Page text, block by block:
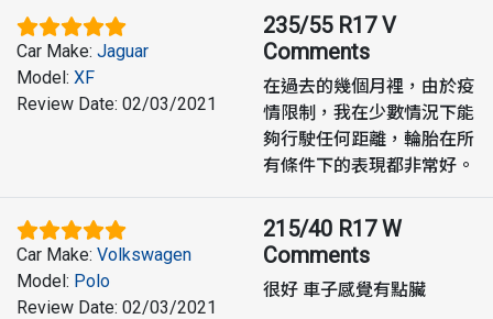
Car Make: Jaguar
Model: XF
Review Date: 02/03/2021
235/55 R17 V
Comments
在過去的幾個月裡，由於疫
情限制，我在少數情況下能
夠行駛任何距離，輪胎在所
有條件下的表現都非常好。
Car Make: Volkswagen
Model: Polo
Review Date: 02/03/2021
215/40 R17 W
Comments
很好 車子感覺有點臟